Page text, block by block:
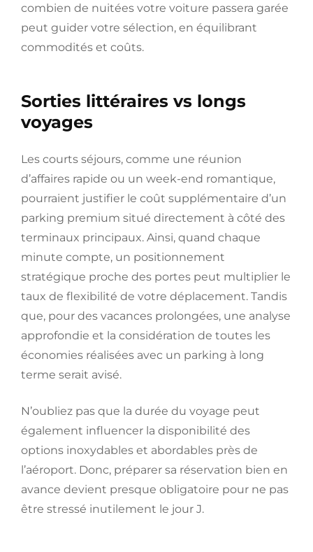
combien de nuitées votre voiture passera garée
peut guider votre sélection, en équilibrant
commodités et coûts.
Sorties littéraires vs longs
voyages
Les courts séjours, comme une réunion
d’affaires rapide ou un week-end romantique,
pourraient justifier le coût supplémentaire d’un
parking premium situé directement à côté des
terminaux principaux. Ainsi, quand chaque
minute compte, un positionnement
stratégique proche des portes peut multiplier le
taux de flexibilité de votre déplacement. Tandis
que, pour des vacances prolongées, une analyse
approfondie et la considération de toutes les
économies réalisées avec un parking à long
terme serait avisé.
N’oubliez pas que la durée du voyage peut
également influencer la disponibilité des
options inoxydables et abordables près de
l’aéroport. Donc, préparer sa réservation bien en
avance devient presque obligatoire pour ne pas
être stressé inutilement le jour J.